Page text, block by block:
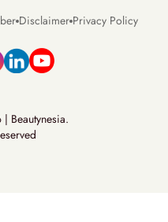
Disclaimer Privacy Policy
Beautynesia.